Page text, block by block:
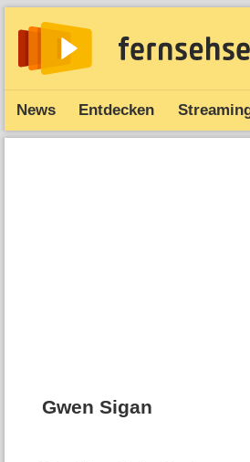
News Entdecken
Gwen Sigan